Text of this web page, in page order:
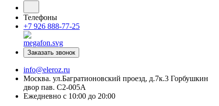
Телефоны
+7 926 888-77-25
Заказать звонок
info@eleroz.ru
Москва. ул.Багратионовский проезд, д.7к.3 Горбушкин
двор пав. C2-005A
Ежедневно с 10:00 до 20:00